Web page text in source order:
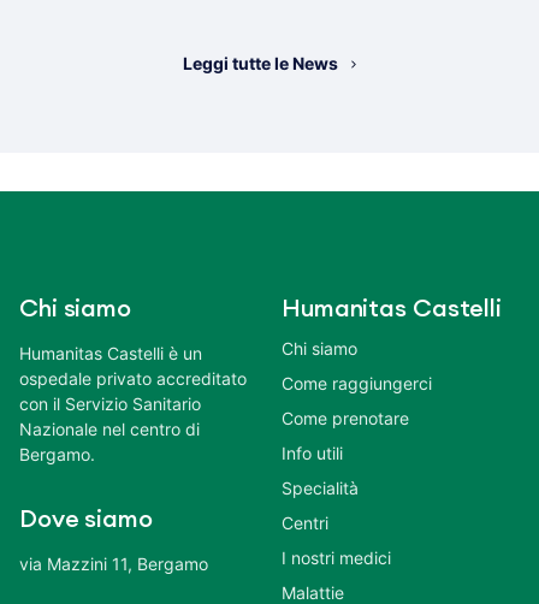
Leggi tutte le News
Chi siamo
Humanitas Castelli è un
ospedale privato accreditato
con il Servizio Sanitario
Nazionale nel centro di
Bergamo.
Dove siamo
via Mazzini 11, Bergamo
Humanitas Castelli
Chi siamo
Come raggiungerci
Come prenotare
Info utili
Specialità
Centri
I nostri medici
Malattie